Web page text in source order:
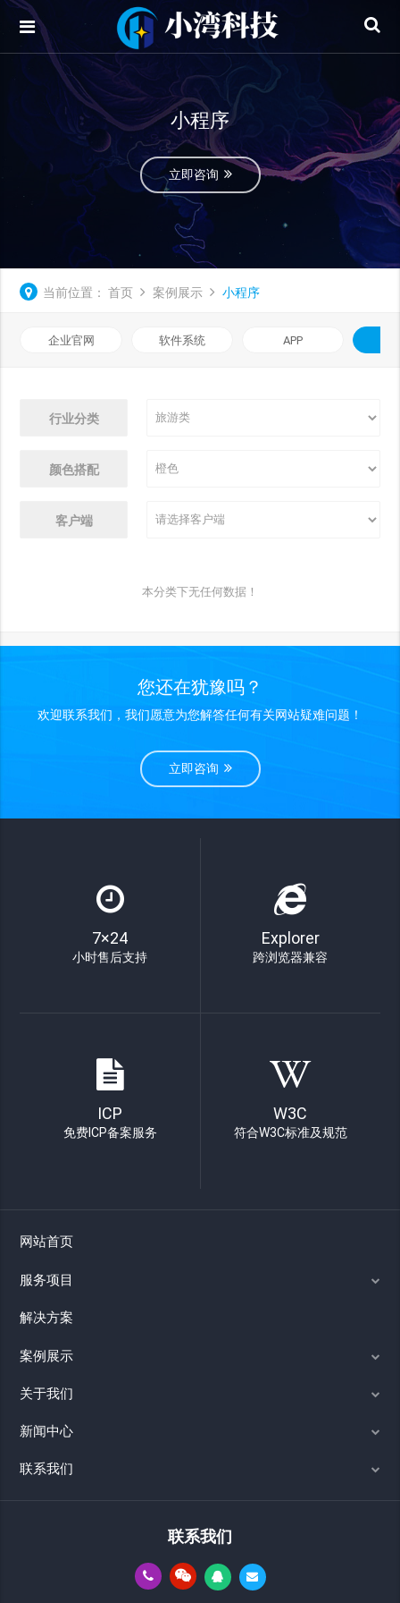
小程序
立即咨询
当前位置： 首页 案例展示 小程序
企业官网 软件系统 APP
行业分类
颜色搭配
客户端
本分类下无任何数据！
您还在犹豫吗？
欢迎联系我们，我们愿意为您解答任何有关网站疑难问题！
立即咨询
7×24
小时售后支持
Explorer
跨浏览器兼容
ICP
免费ICP备案服务
W3C
符合W3C标准及规范
网站首页
服务项目
解决方案
案例展示
关于我们
新闻中心
联系我们
联系我们